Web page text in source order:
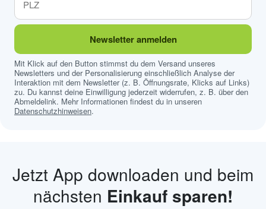
Newsletter anmelden
Mit Klick auf den Button stimmst du dem Versand unseres
Newsletters und der Personalisierung einschließlich Analyse der
Interaktion mit dem Newsletter (z. B. Öffnungsrate, Klicks auf Links)
zu. Du kannst deine Einwilligung jederzeit widerrufen, z. B. über den
Abmeldelink. Mehr Informationen findest du in unseren
Datenschutzhinweisen.
Jetzt App downloaden und beim
nächsten Einkauf sparen!